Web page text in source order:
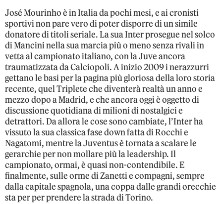
José Mourinho è in Italia da pochi mesi, e ai cronisti
sportivi non pare vero di poter disporre di un simile
donatore di titoli seriale. La sua Inter prosegue nel solco
di Mancini nella sua marcia più o meno senza rivali in
vetta al campionato italiano, con la Juve ancora
traumatizzata da Calciopoli. A inizio 2009 i nerazzurri
gettano le basi per la pagina più gloriosa della loro storia
recente, quel Triplete che diventerà realtà un anno e
mezzo dopo a Madrid, e che ancora oggi è oggetto di
discussione quotidiana di milioni di nostalgici e
detrattori. Da allora le cose sono cambiate, l’Inter ha
vissuto la sua classica fase down fatta di Rocchi e
Nagatomi, mentre la Juventus è tornata a scalare le
gerarchie per non mollare più la leadership. Il
campionato, ormai, è quasi non-contendibile. E
finalmente, sulle orme di Zanetti e compagni, sempre
dalla capitale spagnola, una coppa dalle grandi orecchie
sta per per prendere la strada di Torino.